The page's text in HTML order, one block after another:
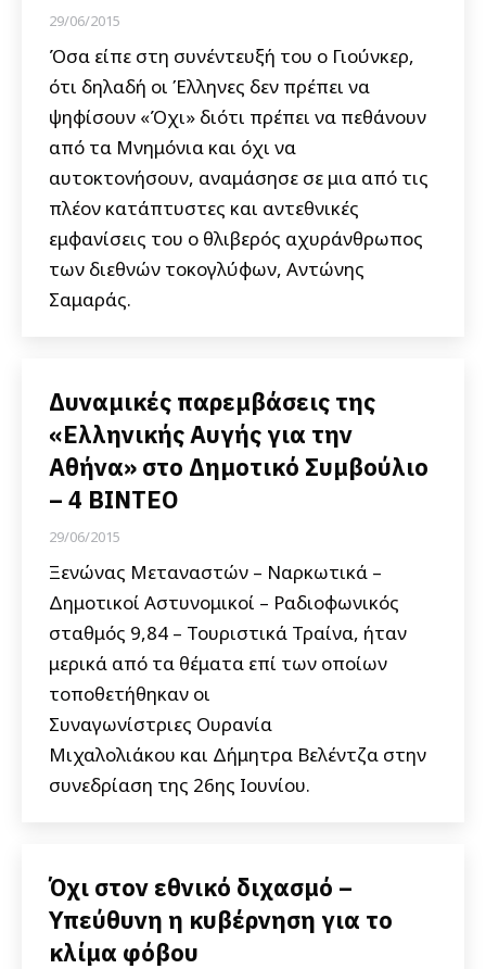
29/06/2015
Όσα είπε στη συνέντευξή του ο Γιούνκερ,
ότι δηλαδή οι Έλληνες δεν πρέπει να
ψηφίσουν «Όχι» διότι πρέπει να πεθάνουν
από τα Μνημόνια και όχι να
αυτοκτονήσουν, αναμάσησε σε μια από τις
πλέον κατάπτυστες και αντεθνικές
εμφανίσεις του ο θλιβερός αχυράνθρωπος
των διεθνών τοκογλύφων, Αντώνης
Σαμαράς.
Δυναμικές παρεμβάσεις της
«Ελληνικής Αυγής για την
Αθήνα» στο Δημοτικό Συμβούλιο
– 4 ΒΙΝΤΕΟ
29/06/2015
Ξενώνας Μεταναστών – Ναρκωτικά –
Δημοτικοί Αστυνομικοί – Ραδιοφωνικός
σταθμός 9,84 – Τουριστικά Τραίνα, ήταν
μερικά από τα θέματα επί των οποίων
τοποθετήθηκαν οι
Συναγωνίστριες Ουρανία
Μιχαλολιάκου και Δήμητρα Βελέντζα στην
συνεδρίαση της 26ης Ιουνίου.
Όχι στον εθνικό διχασμό –
Υπεύθυνη η κυβέρνηση για το
κλίμα φόβου